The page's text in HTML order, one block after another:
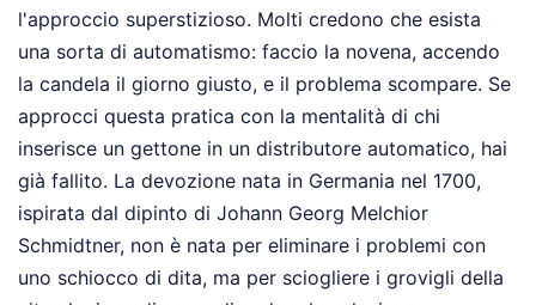
l'approccio superstizioso. Molti credono che esista
una sorta di automatismo: faccio la novena, accendo
la candela il giorno giusto, e il problema scompare. Se
approcci questa pratica con la mentalità di chi
inserisce un gettone in un distributore automatico, hai
già fallito. La devozione nata in Germania nel 1700,
ispirata dal dipinto di Johann Georg Melchior
Schmidtner, non è nata per eliminare i problemi con
uno schiocco di dita, ma per sciogliere i grovigli della